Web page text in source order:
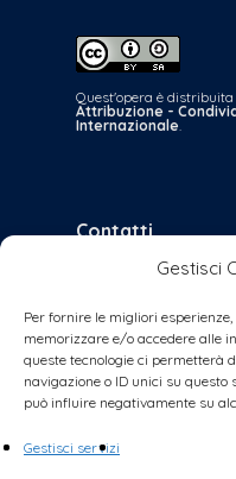
Gestisci
Per fornire le migliori
memorizzare e/o accedere alle
queste tecnologie ci permetterà
navigazione o ID unici su
può influire negativamente su
Gestisci servizi
Quest'opera è distribuita
Attribuzione -
Internazionale.
Contatti
per qualsiasi
se volete dare
coalizione
foto, segreteria,